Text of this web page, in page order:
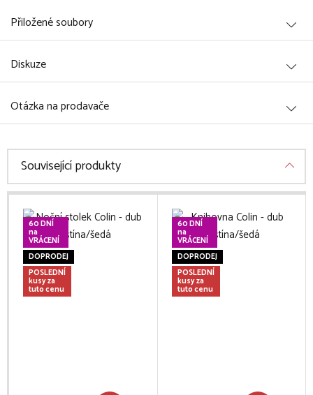
Přiložené soubory
Diskuze
Otázka na prodavače
Související produkty
60 DNÍ
na
VRÁCENÍ
DOPRODEJ
POSLEDNÍ
kusy za
tuto cenu
60 DNÍ
na
VRÁCENÍ
DOPRODEJ
POSLEDNÍ
kusy za
tuto cenu